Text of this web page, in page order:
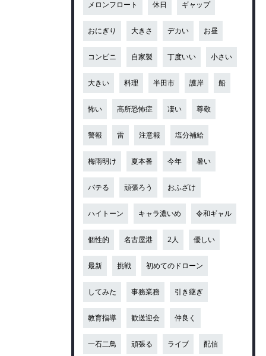
メロンフロート 休日 ギャップ
おにぎり 大きさ デカい お昼
コンビニ 自家製 丁度いい 小さい
大きい 料理 半田市 護岸 船
怖い 高所恐怖症 凄い 尊敬
警報 雷 注意報 塩分補給
梅雨明け 夏本番 今年 暑い
バテる 頑張ろう おふざけ
ハイトーン キャラ濃いめ 令和ギャル
個性的 名古屋港 2人 優しい
最新 挑戦 初めてのドローン
してみた 事務業務 引き継ぎ
教育指導 歓送迎会 仲良く
一石二鳥 頑張る ライブ 配信